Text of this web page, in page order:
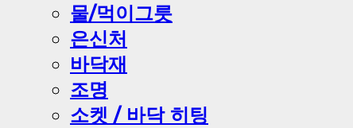
물/먹이그릇
은신처
바닥재
조명
소켓 / 바닥 히팅